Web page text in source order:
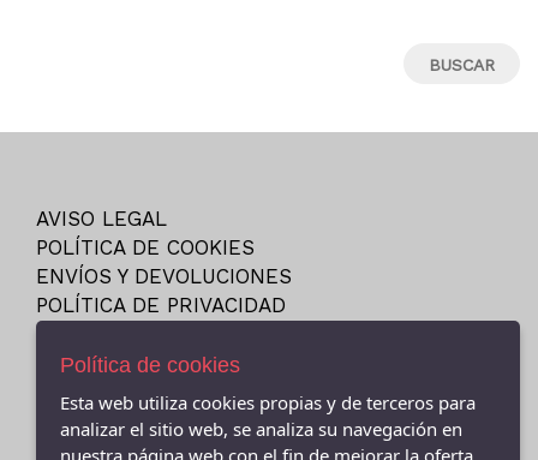
23
23.5
24
25
25-26
26
MIZUNO
NEW BALANCE
NIKE
PITAS
SKECHERS
VANS
AVISO LEGAL
POLÍTICA DE COOKIES
ENVÍOS Y DEVOLUCIONES
POLÍTICA DE PRIVACIDAD
- (CEE ) AVDA.LINO RODRIGUEZ MADERO 9, Cee - 15270 (A
Política de cookies
Esta web utiliza cookies propias y de terceros para
analizar el sitio web, se analiza su navegación en
nuestra página web con el fin de mejorar la oferta